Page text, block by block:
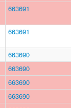
663691
663691
663690
663690
663690
663690